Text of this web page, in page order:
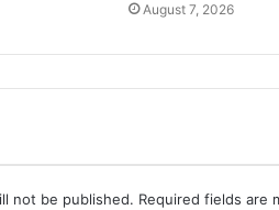
August 7, 2026
not be published. Required fields are